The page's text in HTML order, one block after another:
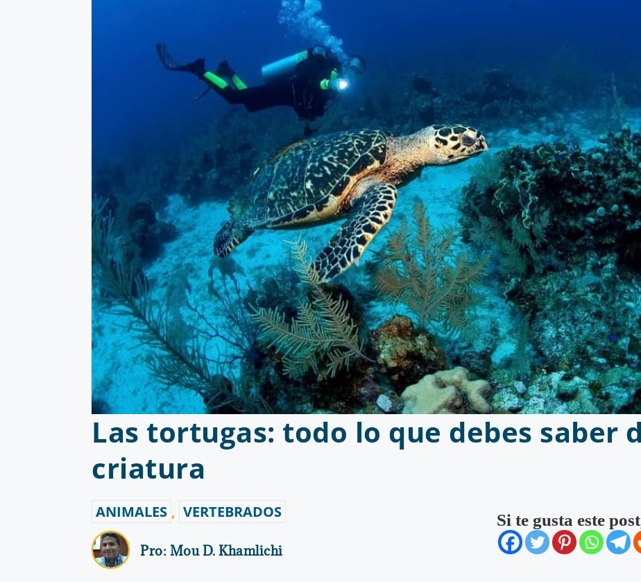
Las tortugas: todo lo que debes saber
criatura
ANIMALES , VERTEBRADOS
Pro: Mou D. Khamlichi
Si te gusta este